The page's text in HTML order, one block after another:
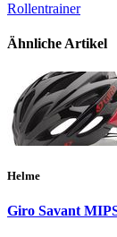
Rollentrainer
Ähnliche Artikel
Helme
Giro Savant